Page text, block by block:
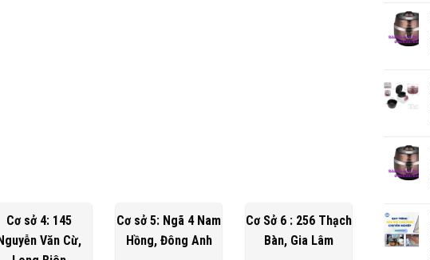
Cơ sở 4: 145
Văn Cừ,
Cơ sở 5: Ngã 4 Nam
Hồng, Đông Anh
Cơ Sở 6 : 256 Thạch
Bàn, Gia Lâm